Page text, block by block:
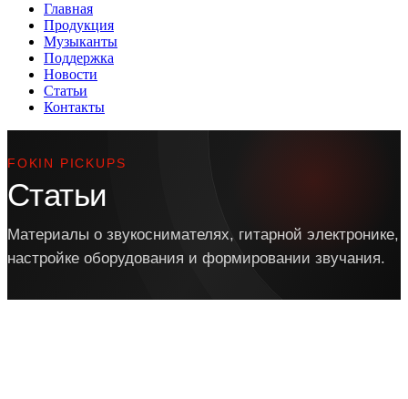
Главная
Продукция
Музыканты
Поддержка
Новости
Статьи
Контакты
FOKIN PICKUPS
Статьи
Материалы о звукоснимателях, гитарной электронике,
настройке оборудования и формировании звучания.